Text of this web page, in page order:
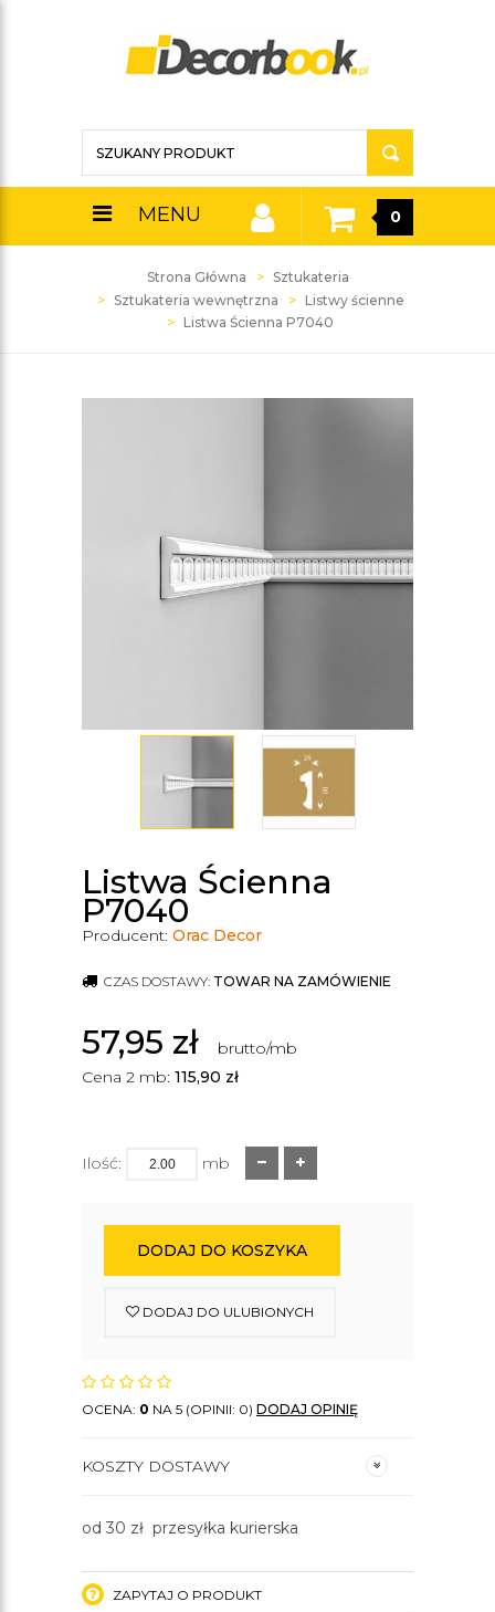
MENU 0
Strona Główna
Sztukateria
Sztukateria wewnętrzna
Listwy ścienne
Listwa Ścienna P7040
Listwa Ścienna
P7040
Producent: Orac Decor
CZAS DOSTAWY: TOWAR NA ZAMÓWIENIE
57,95 zł
brutto/mb
Cena 2 mb: 115,90 zł
Ilość: mb
DODAJ DO KOSZYKA
DODAJ DO ULUBIONYCH
OCENA: 0 NA 5 (OPINII: 0) DODAJ OPINIĘ
KOSZTY DOSTAWY
od 30 zł przesyłka kurierska
ZAPYTAJ O PRODUKT